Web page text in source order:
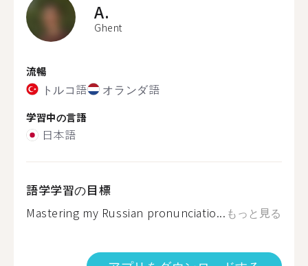
A.
Ghent
流暢
トルコ語 オランダ語
学習中の言語
日本語
語学学習の目標
Mastering my Russian pronunciatio... もっと見る